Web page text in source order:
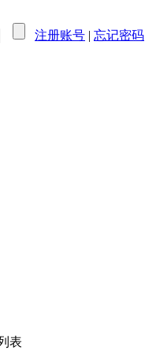
注册账号 | 忘记密码
表